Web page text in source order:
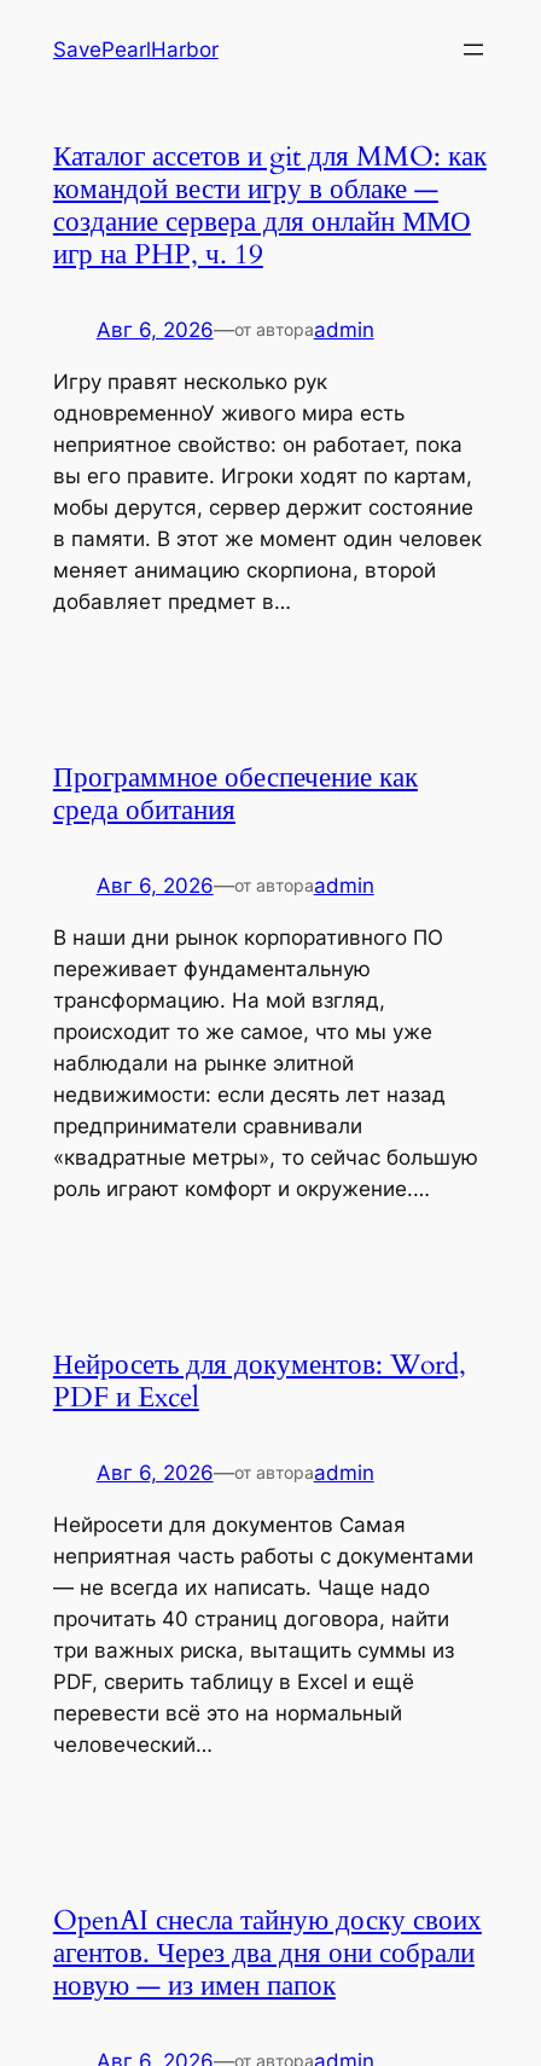
SavePearlHarbor
Каталог ассетов и git для MMO: как
командой вести игру в облаке —
создание сервера для онлайн ММО
игр на PHP, ч. 19
Авг 6, 2026—от автораadmin
Игру правят несколько рук
одновременноУ живого мира есть
неприятное свойство: он работает, пока
вы его правите. Игроки ходят по картам,
мобы дерутся, сервер держит состояние
в памяти. В этот же момент один человек
меняет анимацию скорпиона, второй
добавляет предмет в…
Программное обеспечение как
среда обитания
Авг 6, 2026—от автораadmin
В наши дни рынок корпоративного ПО
переживает фундаментальную
трансформацию. На мой взгляд,
происходит то же самое, что мы уже
наблюдали на рынке элитной
недвижимости: если десять лет назад
предприниматели сравнивали
«квадратные метры», то сейчас большую
роль играют комфорт и окружение.…
Нейросеть для документов: Word,
PDF и Excel
Авг 6, 2026—от автораadmin
Нейросети для документов Самая
неприятная часть работы с документами
— не всегда их написать. Чаще надо
прочитать 40 страниц договора, найти
три важных риска, вытащить суммы из
PDF, сверить таблицу в Excel и ещё
перевести всё это на нормальный
человеческий…
OpenAI снесла тайную доску своих
агентов. Через два дня они собрали
новую — из имен папок
от автора